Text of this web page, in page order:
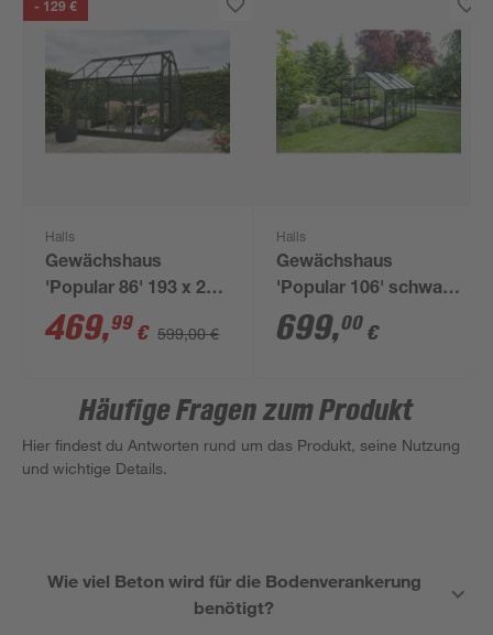
- 129 €
Halls
Gewächshaus
'Popular 86' 193 x 257
cm mit 3 mm
Blankglas schwarz
469,99 € 599,00 €
Halls
Gewächshaus
'Popular 106' schwarz
193 x 319 cm
699,00 €
Häufige Fragen zum Produkt
Hier findest du Antworten rund um das Produkt, seine Nutzung
und wichtige Details.
Wie viel Beton wird für die Bodenverankerung
benötigt?